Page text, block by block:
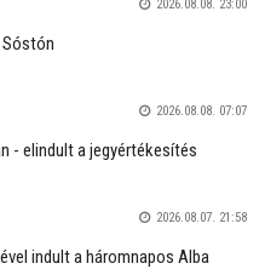
2026.08.08. 23:00
2026.08.08. 07:07
- elindult a jegyértékesítés
2026.08.07. 21:58
indult a háromnapos Alba